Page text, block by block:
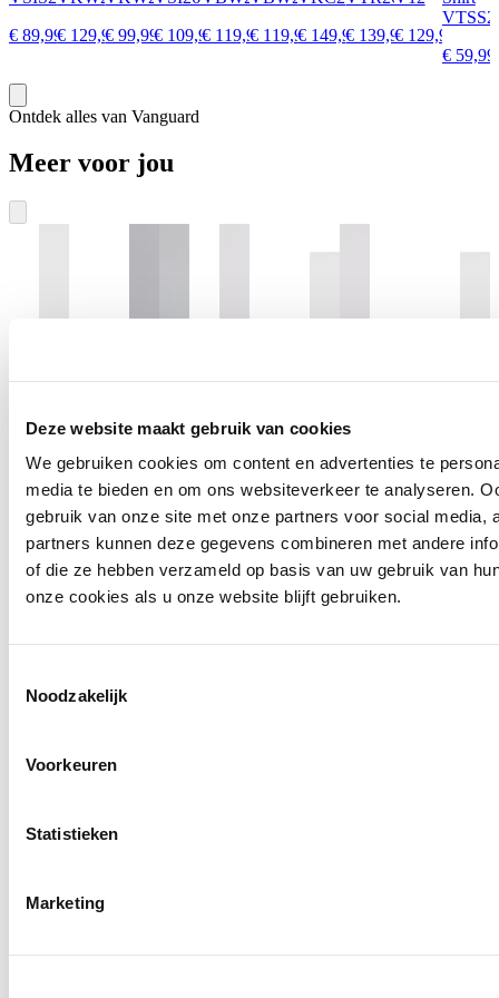
Deze website maakt gebruik van cookies
We gebruiken cookies om content en advertenties te
media te bieden en om ons websiteverkeer te analyseren.
gebruik van onze site met onze partners voor social media,
partners kunnen deze gegevens combineren met andere
of die ze hebben verzameld op basis van uw gebruik van
onze cookies als u onze website blijft gebruiken.
Noodzakelijk
Voorkeuren
Statistieken
Marketing
€ 89,99€ 129,99€ 99,99€ 109,99€ 119,99€ 119,99€ 149,99€ 139,99€ 129,99
€ 59,99
Ontdek alles van Vanguard
Meer voor jou